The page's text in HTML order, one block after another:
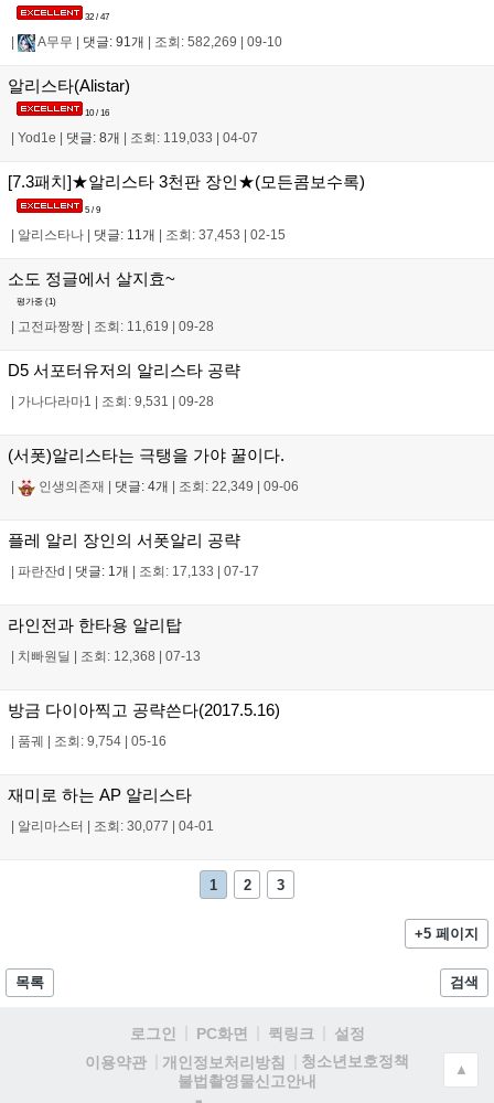
32 / 47
A무무 댓글: 91개 조회: 582,269 09-10
알리스타(Alistar)
10 / 16
Yod1e 댓글: 8개 조회: 119,033 04-07
[7.3패치]★알리스타 3천판 장인★(모든콤보수록)
5 / 9
| 알리스타나 | 댓글: 11개 | 조회: 37,453 | 02-15
소도 정글에서 살지효~
평가중 (1)
고전파짱짱 조회: 11,619 09-28
D5 서포터유저의 알리스타 공략
가나다라마1 조회: 9,531 09-28
(서폿)알리스타는 극탱을 가야 꿀이다.
인생의존재 댓글: 4개 조회: 22,349 09-06
플레 알리 장인의 서폿알리 공략
파란잔d 댓글: 1개 조회: 17,133 07-17
라인전과 한타용 알리탑
치빠원딜 조회: 12,368 07-13
방금 다이아찍고 공략쓴다(2017.5.16)
품궤 조회: 9,754 05-16
재미로 하는 AP 알리스타
알리마스터 조회: 30,077 04-01
1 2 3
+5 페이지
목록 검색
로그인 PC화면 퀵링크
설정
이용약관
개인정보처리방침
청소년보호정책
불법촬영물신고안내
▲